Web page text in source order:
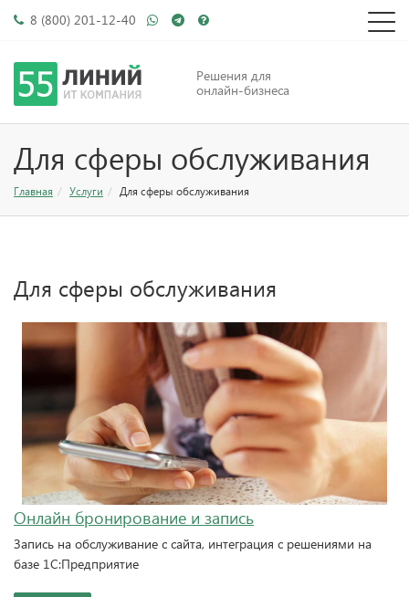
8 (800) 201-12-40
Решения для
онлайн-бизнеса
Для сферы обслуживания
Главная Услуги Для сферы обслуживания
Для сферы обслуживания
Онлайн бронирование и запись
Запись на обслуживание с сайта, интеграция с решениями на
базе 1С:Предприятие